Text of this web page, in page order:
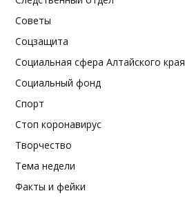
Советы
Соцзащита
Социальная сфера Алтайского края
Социальный фонд
Спорт
Стоп коронавирус
Творчество
Тема недели
Факты и фейки